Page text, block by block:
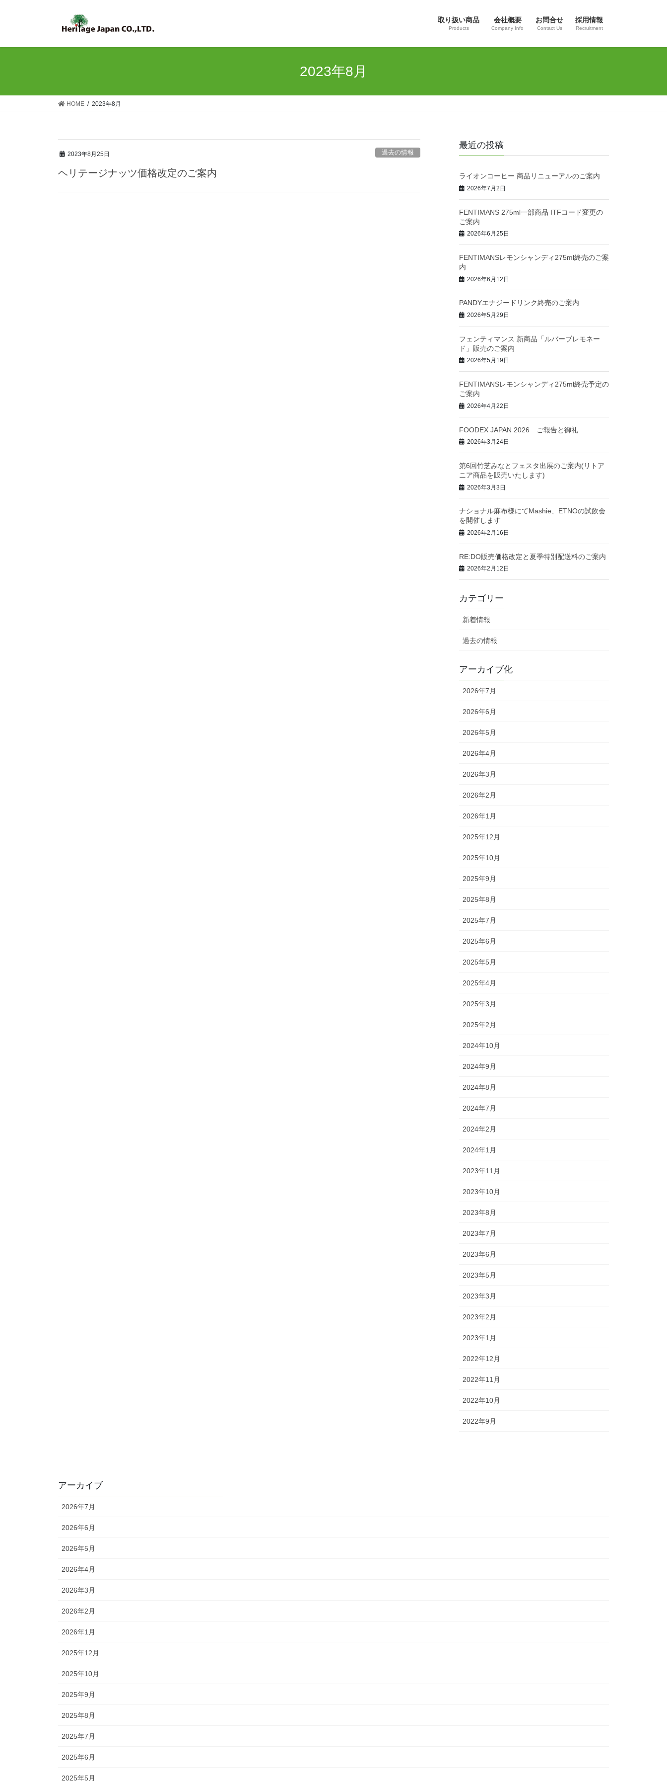
取り扱い商品
Products
会社概要
Company Info
お問合せ
Contact Us
採用情報
Recruitment
2023年8月
HOME 2023年8月
2023年8月25日 過去の情報
ヘリテージナッツ価格改定のご案内
最近の投稿
ライオンコーヒー 商品リニューアルのご案内
2026年7月2日
FENTIMANS 275ml一部商品 ITFコード変更の
ご案内
2026年6月25日
FENTIMANSレモンシャンディ275ml終売のご案
内
2026年6月12日
PANDYエナジードリンク終売のご案内
2026年5月29日
フェンティマンス 新商品「ルバーブレモネー
ド」販売のご案内
2026年5月19日
FENTIMANSレモンシャンディ275ml終売予定の
ご案内
2026年4月22日
FOODEX JAPAN 2026 ご報告と御礼
2026年3月24日
第6回竹芝みなとフェスタ出展のご案内(リトア
ニア商品を販売いたします)
2026年3月3日
ナショナル麻布様にてMashie、ETNOの試飲会
を開催します
2026年2月16日
RE:DO販売価格改定と夏季特別配送料のご案内
2026年2月12日
カテゴリー
新着情報
過去の情報
アーカイブ化
2026年7月
2026年6月
2026年5月
2026年4月
2026年3月
2026年2月
2026年1月
2025年12月
2025年10月
2025年9月
2025年8月
2025年7月
2025年6月
2025年5月
2025年4月
2025年3月
2025年2月
2024年10月
2024年9月
2024年8月
2024年7月
2024年2月
2024年1月
2023年11月
2023年10月
2023年8月
2023年7月
2023年6月
2023年5月
2023年3月
2023年2月
2023年1月
2022年12月
2022年11月
2022年10月
2022年9月
アーカイブ
2026年7月
2026年6月
2026年5月
2026年4月
2026年3月
2026年2月
2026年1月
2025年12月
2025年10月
2025年9月
2025年8月
2025年7月
2025年6月
2025年5月